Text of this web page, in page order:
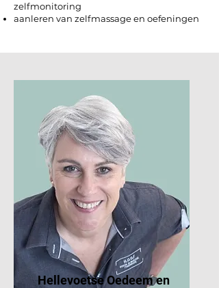
zelfmonitoring
aanleren van zelfmassage en oefeningen
Hellevoetse Oedeem en